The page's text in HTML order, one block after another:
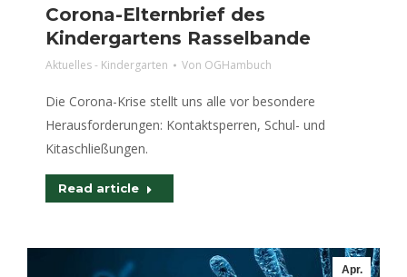
Corona-Elternbrief des
Kindergartens Rasselbande
Aktuelles - Kindergarten Von OGHambuch
Die Corona-Krise stellt uns alle vor besondere
Herausforderungen: Kontaktsperren, Schul- und
Kitaschließungen.
Read article
Apr.